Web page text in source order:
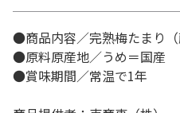
●商品内容／完熟梅たまり
●原料原産地／うめ＝国産
●賞味期間／常温で1年